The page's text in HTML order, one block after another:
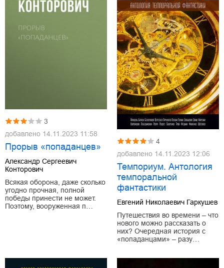
3
добавлено 14.11.2023 11:58
Прорыв «попаданцев»
Александр Сергеевич
Конторович
Всякая оборона, даже сколько
угодно прочная, полной
победы принести не может.
Поэтому, вооруженная п…
4
добавлено 14.11.2023 12:06
Темпориум. Антология
темпоральной
фантастики
Евгений Николаевич Гаркушев
Путешествия во времени – что
нового можно рассказать о
них? Очередная история с
«попаданцами» – разу…